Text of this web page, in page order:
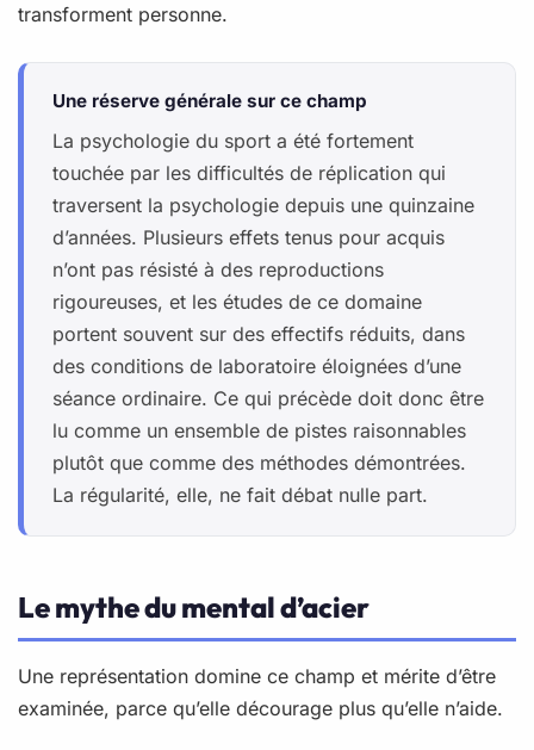
transforment personne.
Une réserve générale sur ce champ
La psychologie du sport a été fortement
touchée par les difficultés de réplication qui
traversent la psychologie depuis une quinzaine
d’années. Plusieurs effets tenus pour acquis
n’ont pas résisté à des reproductions
rigoureuses, et les études de ce domaine
portent souvent sur des effectifs réduits, dans
des conditions de laboratoire éloignées d’une
séance ordinaire. Ce qui précède doit donc être
lu comme un ensemble de pistes raisonnables
plutôt que comme des méthodes démontrées.
La régularité, elle, ne fait débat nulle part.
Le mythe du mental d’acier
Une représentation domine ce champ et mérite d’être
examinée, parce qu’elle décourage plus qu’elle n’aide.